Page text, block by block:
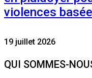
violences
19 juillet 2026
QUI SOMMES-